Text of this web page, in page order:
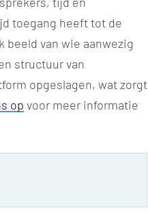
toegang heeft tot de
van wie aanwezig
structuur van
opgeslagen, wat zorgt
op voor meer informatie